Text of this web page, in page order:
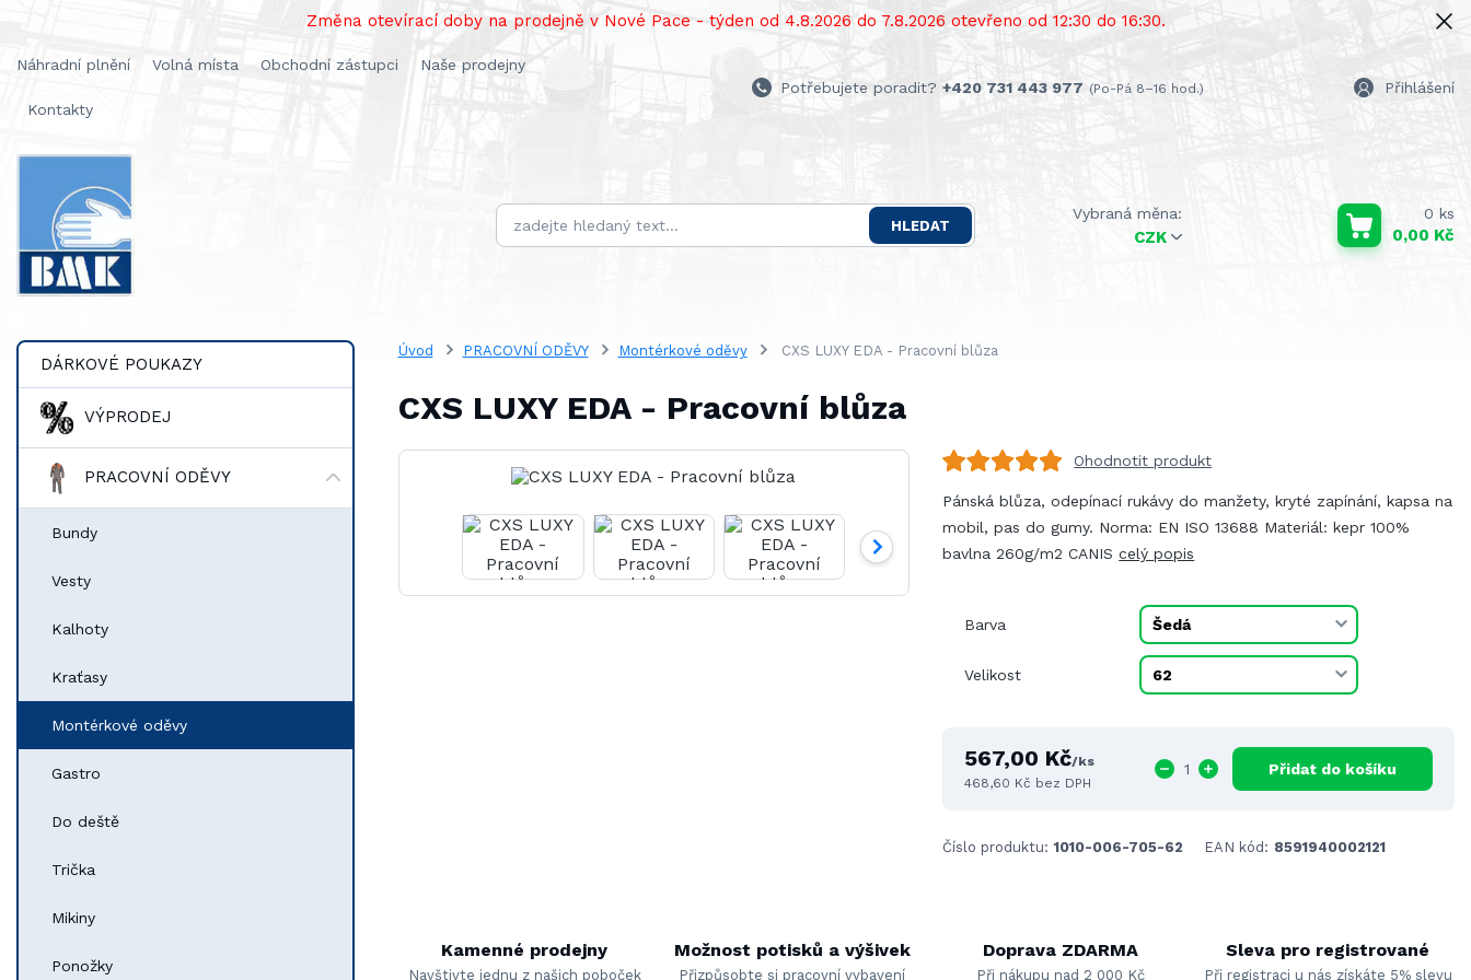
Změna otevírací doby na prodejně v Nové Pace - týden od 4.8.2026 do 7.8.2026 otevřeno od 12:30 do 16:30.
Náhradní plnění Volná místa Obchodní zástupci Naše prodejny
Kontakty
CZK
Přihlášení
HLEDAT
Potřebujete poradit? +420 731 443 977 (Po-Pá 8–16 hod.)
0 ks
0,00 Kč
DÁRKOVÉ POUKAZY
VÝPRODEJ
PRACOVNÍ ODĚVY
Bundy
Vesty
Kalhoty
Kraťasy
Montérkové oděvy
Gastro
Do deště
Trička
Mikiny
Ponožky
Úvod PRACOVNÍ ODĚVY Montérkové oděvy CXS LUXY EDA - Pracovní blůza
CXS LUXY EDA - Pracovní blůza
Ohodnotit produkt
Pánská blůza, odepínací rukávy do manžety, kryté zapínání, kapsa na
mobil, pas do gumy. Norma: EN ISO 13688 Materiál: kepr 100%
bavlna 260g/m2 CANIScelý popis
Barva
Velikost
567,00 Kč/ks
468,60 Kč bez DPH
Přidat do košíku
Číslo produktu: 1010-006-705-62 EAN kód: 8591940002121
Kamenné prodejny
Navštivte jednu z našich poboček
Možnost potisků a výšivek
Přizpůsobte si pracovní vybavení
Doprava ZDARMA
Při nákupu nad 2 000 Kč
Sleva pro registrované
Při registraci u nás získáte 5% slevu